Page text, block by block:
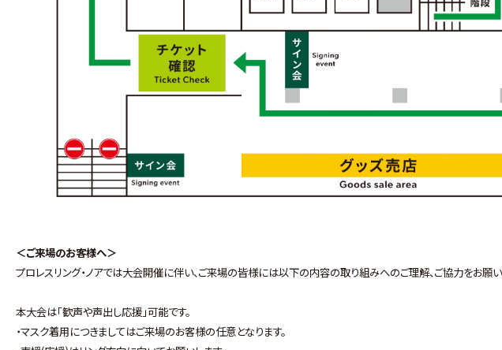
＜ご来場のお客様へ＞
プロレスリング・ノアでは大会開催に伴い、ご来場の皆様には以下の内容の取り組みへのご理解、ご協力をお願い
本大会は｢歓声や声出し応援｣可能です。
・マスク着用につきましてはご来場のお客様の任意となります。